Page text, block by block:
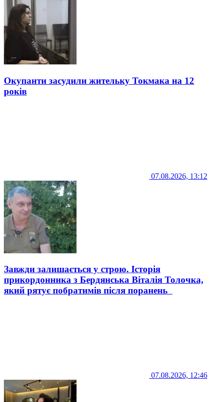
Окупанти засудили жительку Токмака на 12
років
07.08.2026, 13:12
Завжди залишається у строю. Історія
прикордонника з Бердянська Віталія Толочка,
який рятує побратимів після поранень
07.08.2026, 12:46